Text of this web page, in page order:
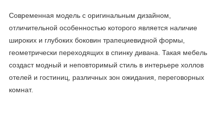
Современная модель с оригинальным дизайном,
отличительной особенностью которого является наличие
широких и глубоких боковин трапециевидной формы,
геометрически переходящих в спинку дивана. Такая мебель
создаст модный и неповторимый стиль в интерьере холлов
отелей и гостиниц, различных зон ожидания, переговорных
комнат.